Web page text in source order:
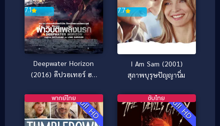
7.1
Deepwater Horizon
(2016) ดีปวอเทอร์ ฮอ
7.7
I Am Sam (2001)
สุภาพบุรุษปัญญานิ่ม
Full HD
พากย์ไทย Full HD
ซับไทย